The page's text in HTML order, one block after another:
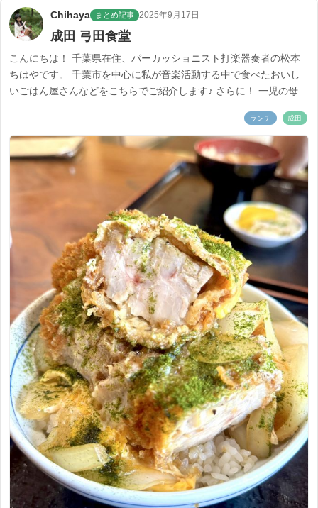
Chihaya まとめ記事 2025年9月17日
成田 弓田食堂
こんにちは！ 千葉県在住、パーカッショニスト打楽器奏者の松本
ちはやです。 千葉市を中心に私が音楽活動する中で食べたおいし
いごはん屋さんなどをこちらでご紹介します♪ さらに！ 一児の母...
ランチ 成田